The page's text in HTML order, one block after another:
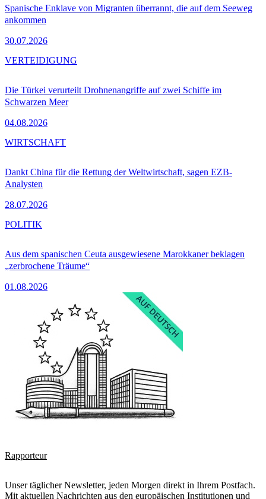
Spanische Enklave von Migranten überrannt, die auf dem Seeweg
ankommen
30.07.2026
Die Türkei verurteilt Drohnenangriffe auf zwei Schiffe im
Schwarzen Meer
04.08.2026
VERTEIDIGUNG
Dankt China für die Rettung der Weltwirtschaft, sagen EZB-
Analysten
28.07.2026
WIRTSCHAFT
Aus dem spanischen Ceuta ausgewiesene Marokkaner beklagen
„zerbrochene Träume“
01.08.2026
POLITIK
Rapporteur
Unser täglicher Newsletter, jeden Morgen direkt in Ihrem Postfach.
Mit aktuellen Nachrichten aus den europäischen Institutionen und